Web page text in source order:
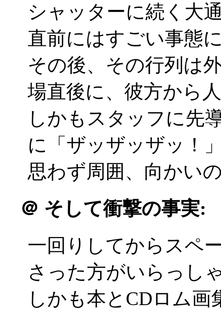
シャッターに続く大
直前にはすごい事態
その後、その行列は
場直後に、彼方から
しかもスタッフに先
に「ザッザッザッ！
思わず周囲、向かい
＠ そして衝撃の事実:
一回りしてからスペ
さった方がいらっし
しかも本とCDロム